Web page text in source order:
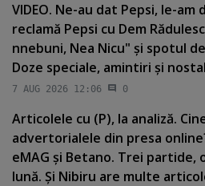
VIDEO. Ne-au dat Pepsi, le-am
reclamă Pepsi cu Dem
nnebuni, Nea Nicu" şi spotul
Doze speciale, amintiri şi
7 AUG 2026 12:06 0
Articolele cu (P), la analiză.
advertorialele din presa
eMAG şi Betano. Trei
lună. Şi Nibiru are multe